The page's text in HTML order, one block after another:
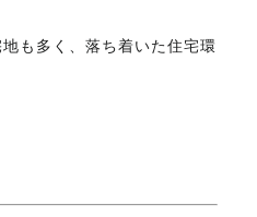
も多く、落ち着いた住宅環